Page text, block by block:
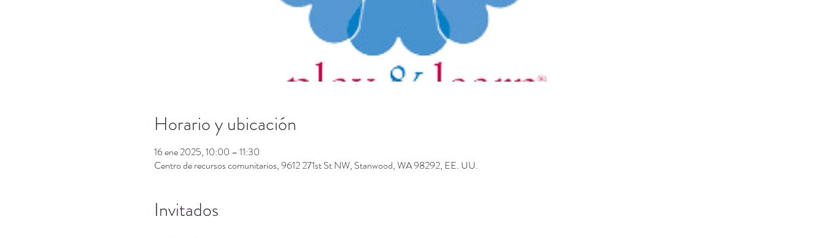
Horario y ubicación
16 ene 2025, 10:00 – 11:30
Centro de recursos comunitarios, 9612 271st St NW, Stanwood, WA 98292, EE. UU.
Invitados